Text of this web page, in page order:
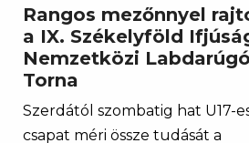
Rangos mezőnnyel
a IX. Székelyföld
Nemzetközi Labdarúgó
Torna
Szerdától szombatig hat U17-
csapat méri össze tudását a